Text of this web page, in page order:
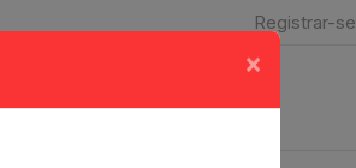
Registrar-se
×